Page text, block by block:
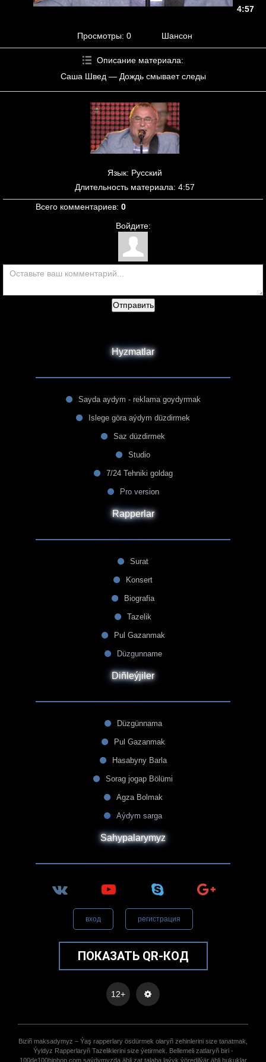
4:57
Просмотры: 0 Шансон
Описание материала:
Саша Швед — Дождь смывает следы
Язык: Русский
Длительность материала: 4:57
Всего комментариев: 0
Войдите:
Отправить
Hyzmatlar
Sayda aydym - reklama goydyrmak
Islege göra aýdym düzdirmek
Saz düzdirmek
Studio
7/24 Tehniki goldag
Pro version
Rapperlar
Surat
Konsert
Biografia
Tazelik
Pul Gazanmak
Düzgunname
Diñleýjiler
Düzgünnama
Pul Gazanmak
Hasabyny Barla
Sorag jogap Bölümi
Agza Bolmak
Aýdym sarga
Sahypalarymyz
вход регистрация
ПОКАЗАТЬ QR-КОД
12+
Biziñ maksadymyz – Ýaş rapperlary ösdürmek olaryñ zehinlerini size tanatmak,
Ýyldyz Rapperlaryñ Tazeliklerini size ýetirmek. Bellemeli zatlaryñ biri -
100de100hiphop.com saýdymyzda ähli zat talaba laýyk ýöredilýär ähli hukuklar